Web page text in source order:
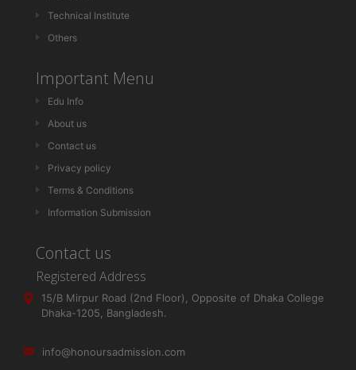
Technical Institute
Others
Important Menu
Edu Info
About us
Contact us
Privacy policy
Terms & Conditions
Information Submission
Contact us
Registered Address
15/B Mirpur Road (2nd Floor), Opposite of Dhaka College
Dhaka-1205, Bangladesh.
info@honoursadmission.com